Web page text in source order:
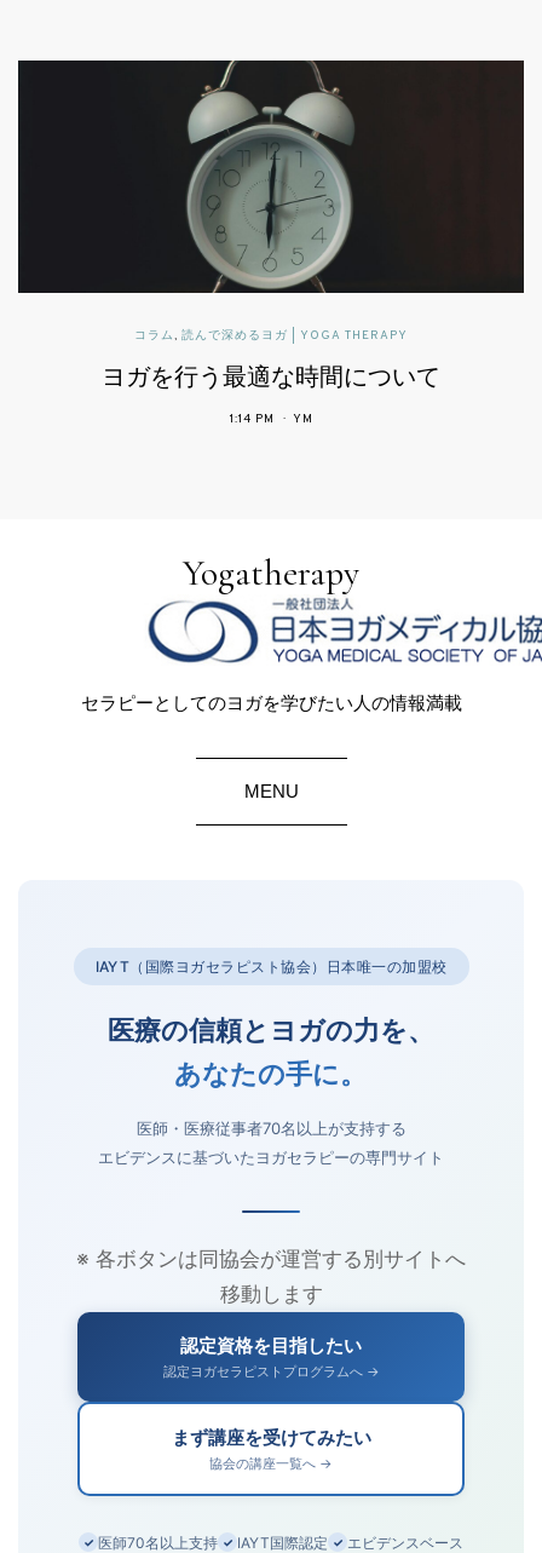
パブリックヘルスに活かすヨガセラピー
患者中心の医療で期待されるヨガ
4:34 PM
Yogatherapy
セラピーとしてのヨガを学びたい人の情報満載
MENU
IAYT（国際ヨガセラピスト協会）日本唯一の加盟校
医療の信頼とヨガの力を、
あなたの手に。
医師・医療従事者70名以上が支持する
エビデンスに基づいたヨガセラピーの専門サイト
※ 各ボタンは同協会が運営する別サイトへ
移動します
認定資格を目指したい
認定ヨガセラピストプログラムへ →
まず講座を受けてみたい
協会の講座一覧へ →
✓ 医師70名以上支持 ✓ IAYT国際認定 ✓ エビデンスベース